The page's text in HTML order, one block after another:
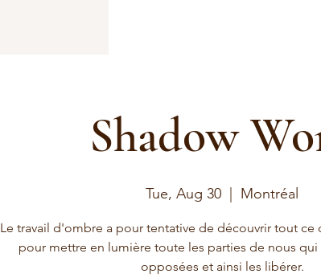
Shadow
Tue, Aug 30 Montréal
Le travail d'ombre a pour tentative de découvrir tout ce
pour mettre en lumière toute les parties de nous
opposées et ainsi les libérer.